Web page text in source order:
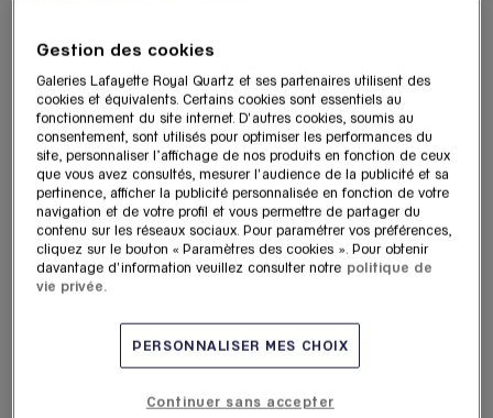
Prendre Rendez-vous
Itinéraire
Gestion des cookies
Galeries Lafayette Royal Quartz et ses partenaires utilisent des
cookies et équivalents. Certains cookies sont essentiels au
fonctionnement du site internet. D'autres cookies, soumis au
consentement, sont utilisés pour optimiser les performances du
site, personnaliser l’affichage de nos produits en fonction de ceux
que vous avez consultés, mesurer l'audience de la publicité et sa
pertinence, afficher la publicité personnalisée en fonction de votre
navigation et de votre profil et vous permettre de partager du
contenu sur les réseaux sociaux. Pour paramétrer vos préférences,
cliquez sur le bouton « Paramètres des cookies ». Pour obtenir
davantage d'information veuillez consulter notre politique de
vie privée.
PERSONNALISER MES CHOIX
Continuer sans accepter